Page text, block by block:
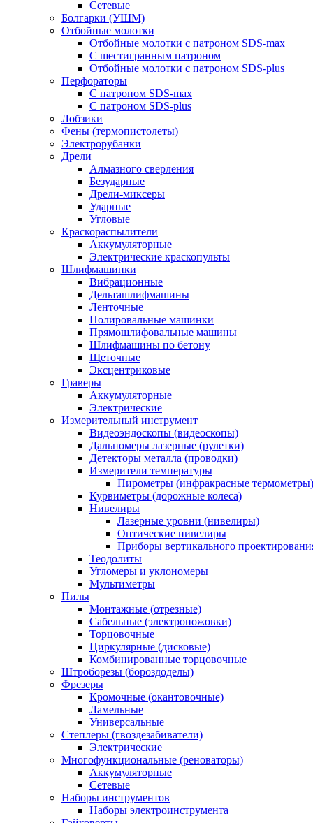
Сетевые
Болгарки (УШМ)
Отбойные молотки
Отбойные молотки с патроном SDS-max
С шестигранным патроном
Отбойные молотки с патроном SDS-plus
Перфораторы
С патроном SDS-max
С патроном SDS-plus
Лобзики
Фены (термопистолеты)
Электрорубанки
Дрели
Алмазного сверления
Безударные
Дрели-миксеры
Ударные
Угловые
Краскораспылители
Аккумуляторные
Электрические краскопульты
Шлифмашинки
Вибрационные
Дельташлифмашины
Ленточные
Полировальные машинки
Прямошлифовальные машины
Шлифмашины по бетону
Щеточные
Эксцентриковые
Граверы
Аккумуляторные
Электрические
Измерительный инструмент
Видеоэндоскопы (видеоскопы)
Дальномеры лазерные (рулетки)
Детекторы металла (проводки)
Измерители температуры
Пирометры (инфракрасные термометры)
Курвиметры (дорожные колеса)
Нивелиры
Лазерные уровни (нивелиры)
Оптические нивелиры
Приборы вертикального
Теодолиты
Угломеры и уклономеры
Мультиметры
Пилы
Монтажные (отрезные)
Сабельные (электроножовки)
Торцовочные
Циркулярные (дисковые)
Комбинированные торцовочные
Штроборезы (бороздоделы)
Фрезеры
Кромочные (окантовочные)
Ламельные
Универсальные
Степлеры (гвоздезабиватели)
Электрические
Многофункциональные (реноваторы)
Аккумуляторные
Сетевые
Наборы инструментов
Наборы электроинструмента